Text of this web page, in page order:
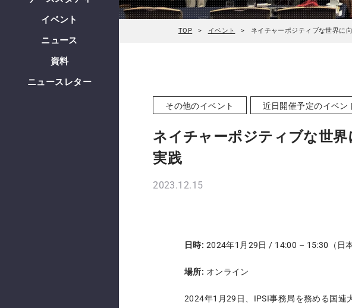
イベント
ニュース
資料
ニュースレター
TOP イベント ネイチャーポジティブな世界に
その他のイベント 近日開催予定のイベン
ネイチャーポジティブな世界
実践
2023.12.15
日時: 2024年1月29日 / 14:00 – 15:30（日本
場所: オンライン
2024年1月29日、IPSI事務局を務める国連